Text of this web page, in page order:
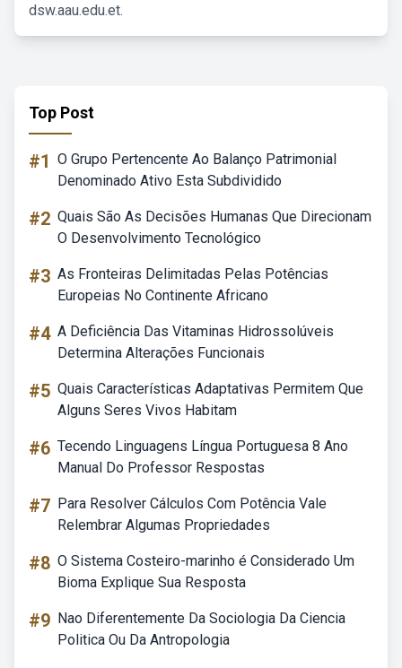
dsw.aau.edu.et.
Top Post
#1 O Grupo Pertencente Ao Balanço Patrimonial
Denominado Ativo Esta Subdividido
#2 Quais São As Decisões Humanas Que Direcionam
O Desenvolvimento Tecnológico
#3 As Fronteiras Delimitadas Pelas Potências
Europeias No Continente Africano
#4 A Deficiência Das Vitaminas Hidrossolúveis
Determina Alterações Funcionais
#5 Quais Características Adaptativas Permitem Que
Alguns Seres Vivos Habitam
#6 Tecendo Linguagens Língua Portuguesa 8 Ano
Manual Do Professor Respostas
#7 Para Resolver Cálculos Com Potência Vale
Relembrar Algumas Propriedades
#8 O Sistema Costeiro-marinho é Considerado Um
Bioma Explique Sua Resposta
#9 Nao Diferentemente Da Sociologia Da Ciencia
Politica Ou Da Antropologia